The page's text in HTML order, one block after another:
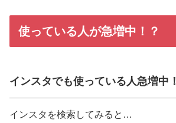
使っている人が急増中！？
インスタでも使っている人急増中！
インスタを検索してみると…